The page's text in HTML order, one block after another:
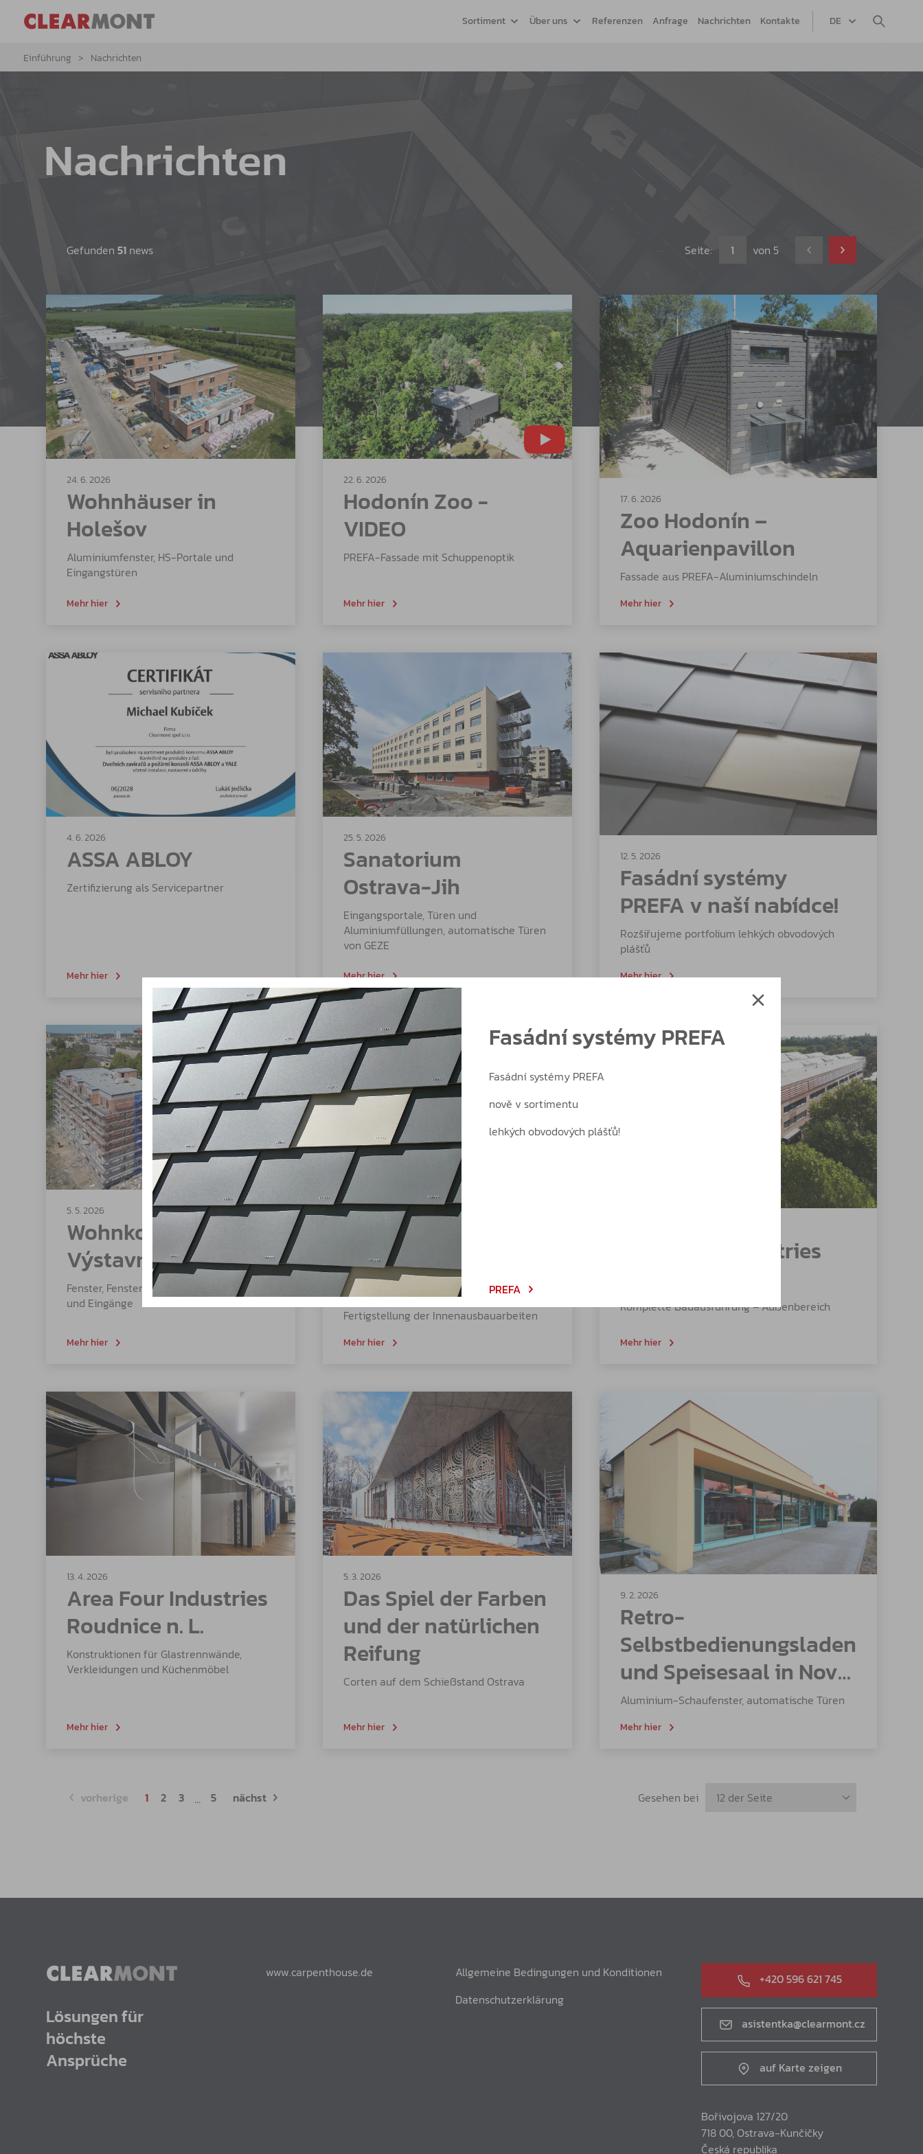
Fasádní systémy PREFA
Fasádní systémy PREFA
nově v sortimentu
lehkých obvodových plášťů!
PREFA
Sortiment Über uns Referenzen Anfrage Nachrichten Kontakte DE
Einführung Nachrichten
Nachrichten
Gefunden51 news Seite: von 5
24. 6. 2026
Wohnhäuser in
Holešov
Aluminiumfenster, HS-Portale und
Eingangstüren
Mehr hier
22. 6. 2026
Hodonín Zoo -
VIDEO
PREFA-Fassade mit Schuppenoptik
Mehr hier
17. 6. 2026
Zoo Hodonín –
Aquarienpavillon
Fassade aus PREFA-Aluminiumschindeln
Mehr hier
4. 6. 2026
ASSA ABLOY
Zertifizierung als Servicepartner
Mehr hier
25. 5. 2026
Sanatorium
Ostrava-Jih
Eingangsportale, Türen und
Aluminiumfüllungen, automatische Türen
von GEZE
Mehr hier
12. 5. 2026
Fasádní systémy
PREFA v naší nabídce!
Rozšiřujeme portfolium lehkých obvodových
plášťů
Mehr hier
5. 5. 2026
Wohnkomplex
Výstavní Ostrava
Fenster, Fensterbänke, Brandschutztüren
und Eingänge
Mehr hier
24. 4. 2026
Area Four Industries
Roudnice
nad Labem
Fertigstellung der Innenausbauarbeiten
Mehr hier
Area Four Industries
Komplette Bauausführung – Außenbereich
Mehr hier
13. 4. 2026
Area Four Industries
Roudnice n. L.
Konstruktionen für Glastrennwände,
Verkleidungen und Küchenmöbel
Mehr hier
5. 3. 2026
Das Spiel der Farben
und der natürlichen
Reifung
Corten auf dem Schießstand Ostrava
Mehr hier
9. 2. 2026
Retro-
Selbstbedienungsladen
und Speisesaal in Nový
Bor
Aluminium-Schaufenster, automatische Türen
Mehr hier
vorherige 1 2 3 ... 5 nächst Gesehen bei 12 der Seite
Lösungen für
höchste
Ansprüche
www.carpenthouse.de
Allgemeine Bedingungen und Konditionen
Datenschutzerklärung
+420 596 621 745
asistentka@clearmont.cz
auf Karte zeigen
Bořivojova 127/20
718 00, Ostrava-Kunčičky
Česká republika